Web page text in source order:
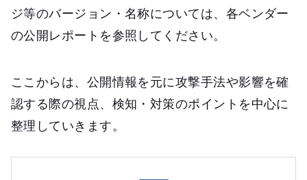
ジ等のバージョン・名称については、各ベンダー
の公開レポートを参照してください。
ここからは、公開情報を元に攻撃手法や影響を確
認する際の視点、検知・対策のポイントを中心に
整理していきます。